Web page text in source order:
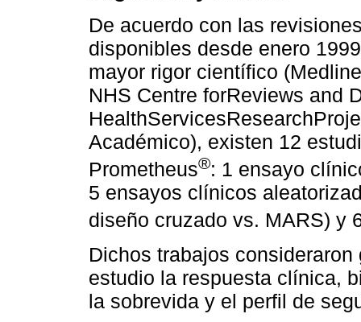
De acuerdo con las
disponibles desde enero
mayor rigor científico
NHS Centre forReviews and
Académico), existen 12
Prometheus®: 1 ensayo
5 ensayos clínicos
diseño cruzado vs. MARS) y
Dichos trabajos
estudio la respuesta clínica,
la sobrevida y el perfil de